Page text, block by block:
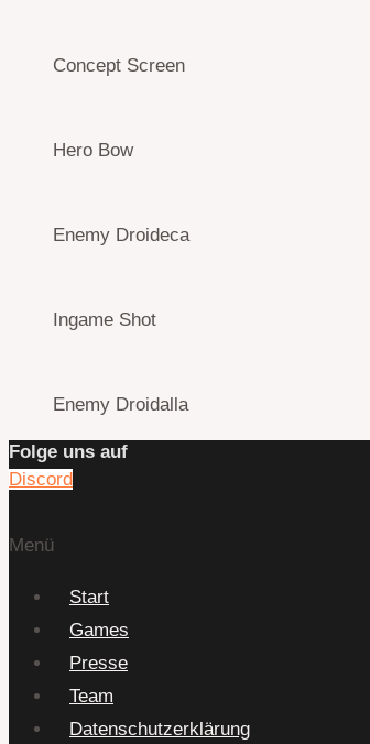
Concept Screen
Hero Bow
Enemy Droideca
Ingame Shot
Enemy Droidalla
Folge uns auf
Discord
Menü
Start
Games
Presse
Team
Datenschutzerklärung